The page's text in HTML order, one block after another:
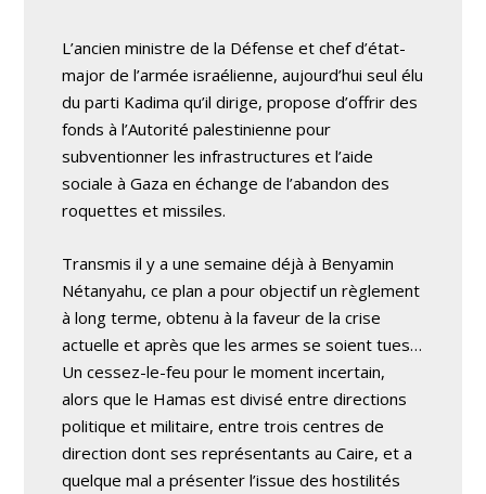
L’ancien ministre de la Défense et chef d’état-
major de l’armée israélienne, aujourd’hui seul élu
du parti Kadima qu’il dirige, propose d’offrir des
fonds à l’Autorité palestinienne pour
subventionner les infrastructures et l’aide
sociale à Gaza en échange de l’abandon des
roquettes et missiles.
Transmis il y a une semaine déjà à Benyamin
Nétanyahu, ce plan a pour objectif un règlement
à long terme, obtenu à la faveur de la crise
actuelle et après que les armes se soient tues…
Un cessez-le-feu pour le moment incertain,
alors que le Hamas est divisé entre directions
politique et militaire, entre trois centres de
direction dont ses représentants au Caire, et a
quelque mal a présenter l’issue des hostilités